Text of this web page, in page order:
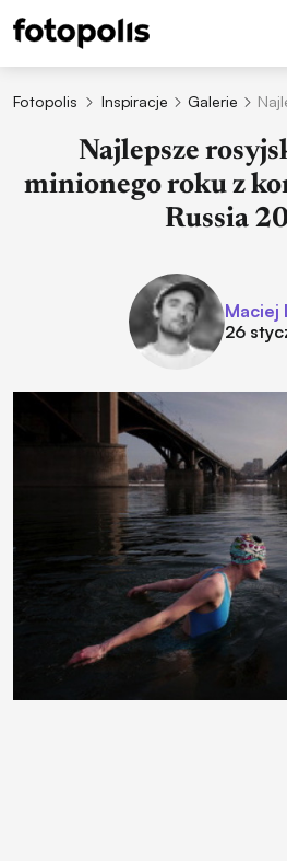
Fotopolis Inspiracje Galerie
Najlepsze
minionego roku z
Russia
Maciej
26